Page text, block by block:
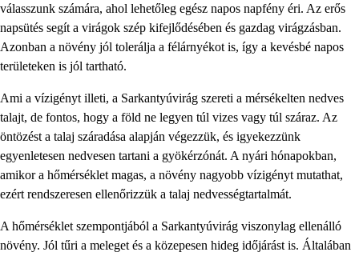
válasszunk számára, ahol lehetőleg egész napos napfény éri. Az erős
napsütés segít a virágok szép kifejlődésében és gazdag virágzásban.
Azonban a növény jól tolerálja a félárnyékot is, így a kevésbé napos
területeken is jól tartható.
Ami a vízigényt illeti, a Sarkantyúvirág szereti a mérsékelten nedves
talajt, de fontos, hogy a föld ne legyen túl vizes vagy túl száraz. Az
öntözést a talaj száradása alapján végezzük, és igyekezzünk
egyenletesen nedvesen tartani a gyökérzónát. A nyári hónapokban,
amikor a hőmérséklet magas, a növény nagyobb vízigényt mutathat,
ezért rendszeresen ellenőrizzük a talaj nedvességtartalmát.
A hőmérséklet szempontjából a Sarkantyúvirág viszonylag ellenálló
növény. Jól tűri a meleget és a közepesen hideg időjárást is. Általában